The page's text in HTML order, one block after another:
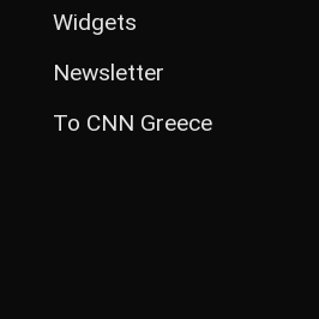
Widgets
Newsletter
Το CNN Greece